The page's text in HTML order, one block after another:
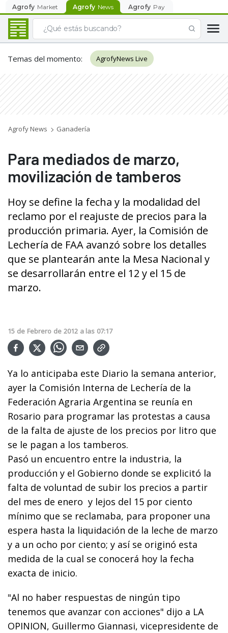
Agrofy Market Agrofy News Agrofy Pay
Temas del momento: AgrofyNews Live
Agrofy News Ganadería
Para mediados de marzo,
movilización de tamberos
Hoy se define la fecha y la modalidad del
reclamo por el reajuste de precios para la
producción primaria. Ayer, la Comisión de
Lechería de FAA avanzó sobre los detalles
que se plantearán ante la Mesa Nacional y
se desarrollarán entre el 12 y el 15 de
marzo.
15 de Febrero de 2012 a las 07:17
Ya lo anticipaba este Diario la semana anterior,
ayer la Comisión Interna de Lechería de la
Federación Agraria Argentina se reunía en
Rosario para programar las protestas a causa
de la falta de ajuste de los precios por litro que
se le pagan a los tamberos.
Pasó un encuentro entre la industria, la
producción y el Gobierno donde se explicitó la
falta de voluntad de subir los precios a partir
del mes de enero y lejos del 15 por ciento
mínimo que se reclamaba, para proponer una
espera hasta la liquidación de la leche de marzo
y a un ocho por ciento; y así se originó esta
medida de la cual se conocerá hoy la fecha
exacta de inicio.
"Al no haber respuestas de ningún tipo
tenemos que avanzar con acciones" dijo a LA
OPINION, Guillermo Giannasi, vicepresidente de